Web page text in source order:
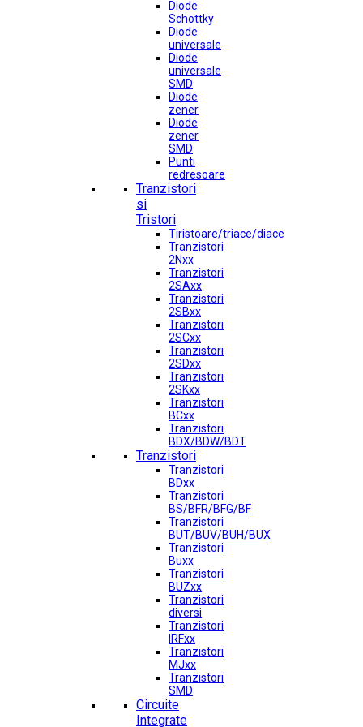
Diode
Schottky
Diode
universale
Diode
universale
SMD
Diode
zener
Diode
zener
SMD
Punti
redresoare
Tranzistori
si
Tristori
Tiristoare/triace/diace
Tranzistori
2Nxx
Tranzistori
2SAxx
Tranzistori
2SBxx
Tranzistori
2SCxx
Tranzistori
2SDxx
Tranzistori
2SKxx
Tranzistori
BCxx
Tranzistori
BDX/BDW/BDT
Tranzistori
Tranzistori
BDxx
Tranzistori
BS/BFR/BFG/BF
Tranzistori
BUT/BUV/BUH/BUX
Tranzistori
Buxx
Tranzistori
BUZxx
Tranzistori
diversi
Tranzistori
IRFxx
Tranzistori
MJxx
Tranzistori
SMD
Circuite
Integrate